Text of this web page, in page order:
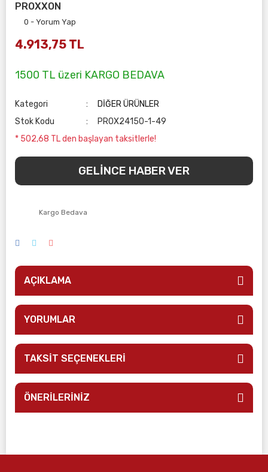
PROXXON
0 - Yorum Yap
4.913,75 TL
1500 TL üzeri KARGO BEDAVA
Kategori
DİĞER ÜRÜNLER
Stok Kodu
PROX24150-1-49
* 502,68 TL den başlayan taksitlerle!
GELİNCE HABER VER
Kargo Bedava
AÇIKLAMA
YORUMLAR
TAKSİT SEÇENEKLERİ
ÖNERİLERİNİZ